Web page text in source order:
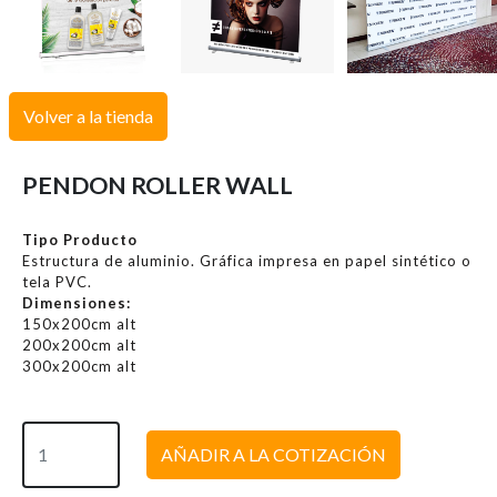
Volver a la tienda
PENDON ROLLER WALL
Tipo Producto
Estructura de aluminio. Gráfica impresa en papel sintético o
tela PVC.
Dimensiones:
150x200cm alt
200x200cm alt
300x200cm alt
AÑADIR A LA COTIZACIÓN